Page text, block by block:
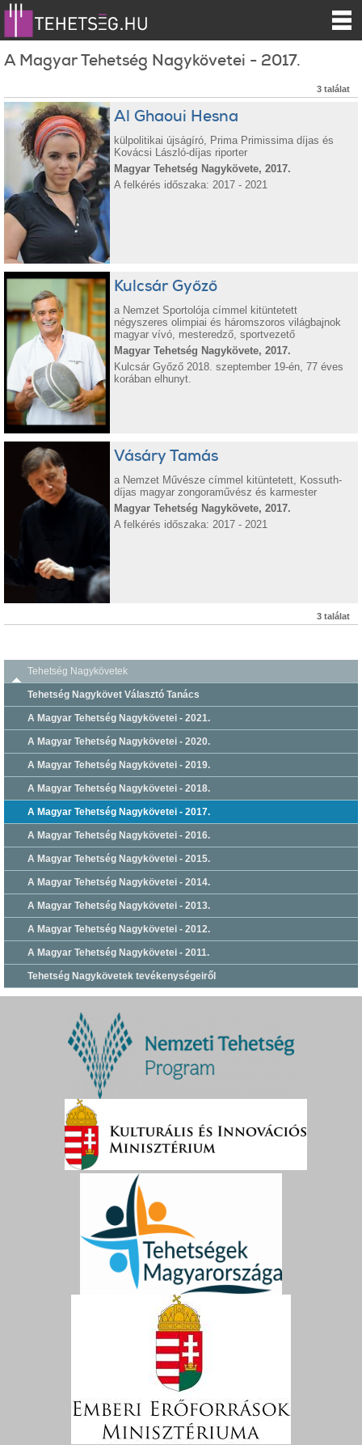
A Magyar Tehetség Nagykövetei - 2017.
3 találat
Al Ghaoui Hesna
külpolitikai újságíró, Prima Primissima díjas és
Kovácsi László-díjas riporter
Magyar Tehetség Nagykövete, 2017.
A felkérés időszaka: 2017 - 2021
Kulcsár Győző
a Nemzet Sportolója címmel kitüntetett
négyszeres olimpiai és háromszoros világbajnok
magyar vívó, mesteredző, sportvezető
Magyar Tehetség Nagykövete, 2017.
Kulcsár Győző 2018. szeptember 19-én, 77 éves
korában elhunyt.
Vásáry Tamás
a Nemzet Művésze címmel kitüntetett, Kossuth-
díjas magyar zongoraművész és karmester
Magyar Tehetség Nagykövete, 2017.
A felkérés időszaka: 2017 - 2021
3 találat
Tehetség Nagykövetek
Tehetség Nagykövet Választó Tanács
A Magyar Tehetség Nagykövetei - 2021.
A Magyar Tehetség Nagykövetei - 2020.
A Magyar Tehetség Nagykövetei - 2019.
A Magyar Tehetség Nagykövetei - 2018.
A Magyar Tehetség Nagykövetei - 2017.
A Magyar Tehetség Nagykövetei - 2016.
A Magyar Tehetség Nagykövetei - 2015.
A Magyar Tehetség Nagykövetei - 2014.
A Magyar Tehetség Nagykövetei - 2013.
A Magyar Tehetség Nagykövetei - 2012.
A Magyar Tehetség Nagykövetei - 2011.
Tehetség Nagykövetek tevékenységeiről